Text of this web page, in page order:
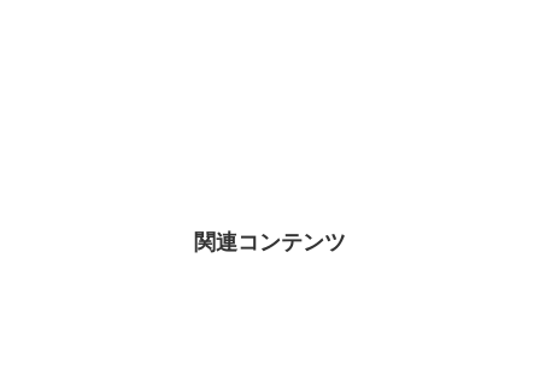
関連コンテンツ